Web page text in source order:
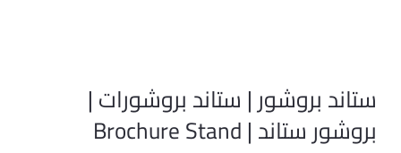
ستاند بروشور | ستاند بروشورات |
بروشور ستاند | Brochure Stand